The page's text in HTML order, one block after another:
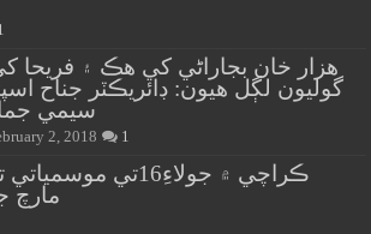
گوليون لڳل هيون: ڊائريڪٽر جناح
سيمي
2, 2018 1
ڪراچي ۾ جولاءِ16تي
مارچ